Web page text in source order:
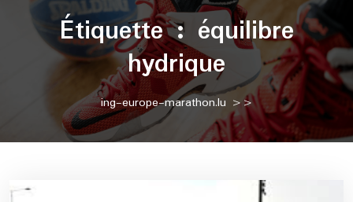
Étiquette : équilibre
hydrique
ing-europe-marathon.lu >>